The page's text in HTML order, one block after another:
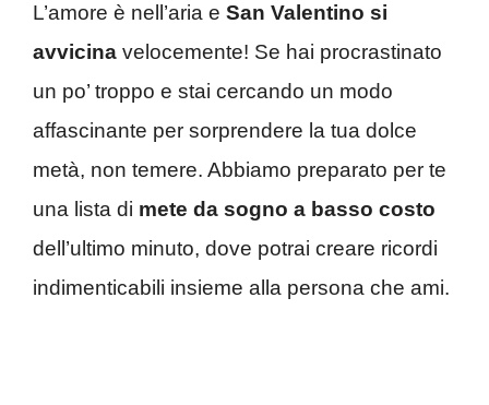
L’amore è nell’aria e San Valentino si
avvicina velocemente! Se hai procrastinato
un po’ troppo e stai cercando un modo
affascinante per sorprendere la tua dolce
metà, non temere. Abbiamo preparato per te
una lista di mete da sogno a basso costo
dell’ultimo minuto, dove potrai creare ricordi
indimenticabili insieme alla persona che ami.